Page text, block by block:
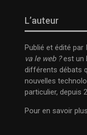
L’auteur
Publié et édité par
va le web ?est un
différents débats
nouvelles
particulier, depuis
Pour en savoir